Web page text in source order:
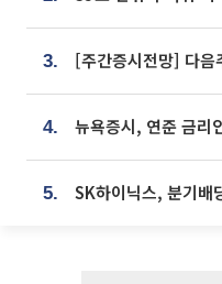
3.
4.
5.